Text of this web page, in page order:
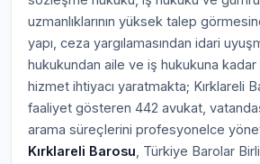
uzmanlıklarının yüksek talep
yapı, ceza yargılamasından idari
hukukundan aile ve iş hukukuna
hizmet ihtiyacı yaratmakta; Kırklareli
faaliyet gösteren 442 avukat,
arama süreçlerini profesyonelce
Kırklareli Barosu , Türkiye Barolar